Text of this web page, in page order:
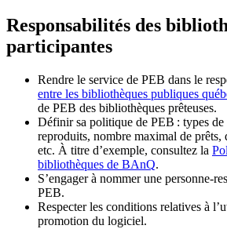
Responsabilités des
participantes
Rendre le service de PEB dans le
entre les bibliothèques publiques
de PEB des bibliothèques prêteuses.
Définir sa politique de PEB : types
reproduits, nombre maximal de prêts,
etc. À titre d’exemple, consultez la
bibliothèques de BAnQ.
S’engager à nommer une personne-
PEB.
Respecter les conditions relatives à l’
promotion du logiciel.